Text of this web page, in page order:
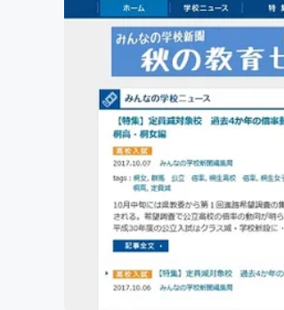
テクノロジー・ガ
まちづくり・地域